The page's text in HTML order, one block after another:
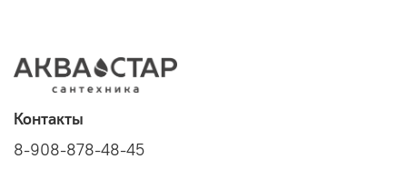
Контакты
8-908-878-48-45